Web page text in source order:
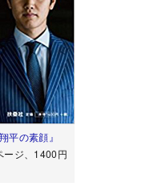
平の素顔』
ージ、1400円